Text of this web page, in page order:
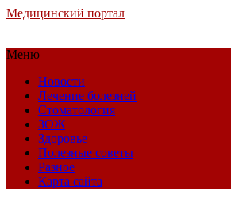
Медицинский портал
Меню
Новости
Лечение болезней
Стоматология
ЗОЖ
Здоровье
Полезные советы
Разное
Карта сайта